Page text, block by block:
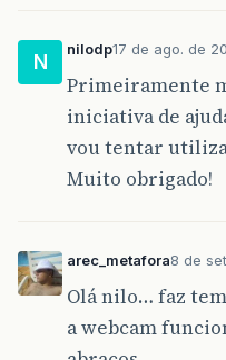
N
nilodp17 de ago. de
Primeiramente
iniciativa de
vou tentar
Muito obrigado!
arec_metafora8 de
Olá nilo… faz
a webcam